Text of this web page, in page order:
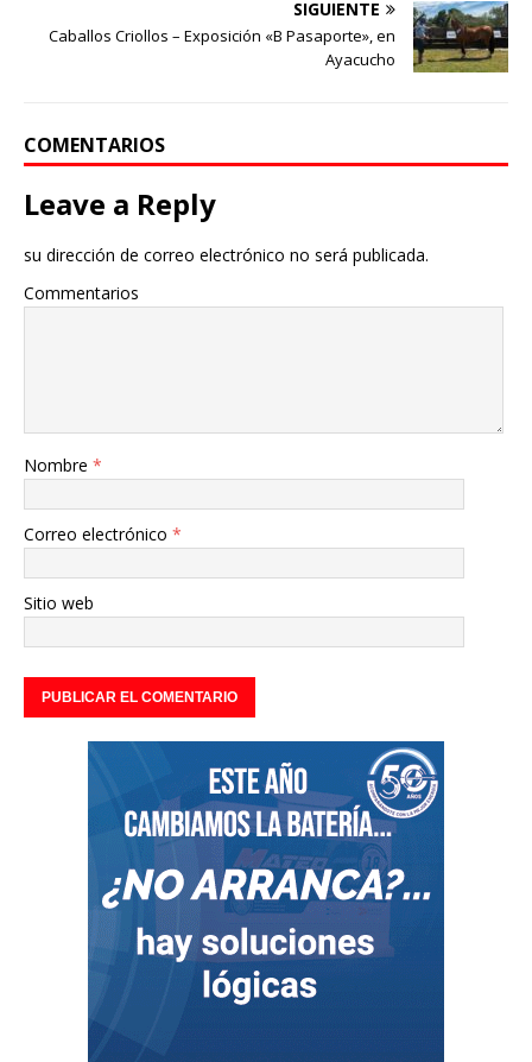
SIGUIENTE
Caballos Criollos – Exposición «B Pasaporte», en
Ayacucho
COMENTARIOS
Leave a Reply
su dirección de correo electrónico no será publicada.
Commentarios
Nombre *
Correo electrónico *
Sitio web